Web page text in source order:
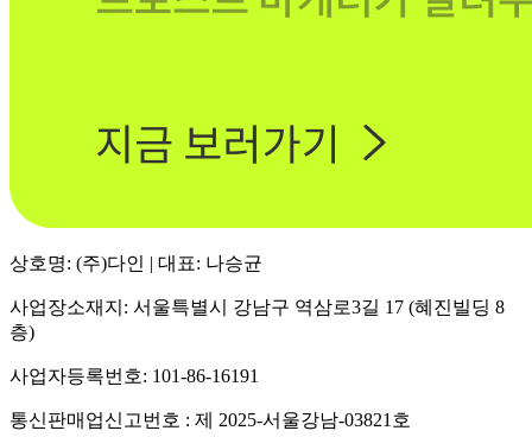
상호명: (주)다인 | 대표: 나승균
사업장소재지: 서울특별시 강남구 역삼로3길 17 (혜진빌딩 8
층)
사업자등록번호: 101-86-16191
통신판매업신고번호 : 제 2025-서울강남-03821호